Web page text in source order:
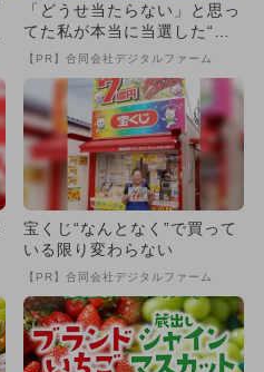
「どうせ当たらない」と思っ
てた私が本当に当選した“買
い方”がこれ
【PR】合同会社デジタルファーム
宝くじ“なんとなく”で買って
いる限り変わらない
【PR】合同会社デジタルファーム